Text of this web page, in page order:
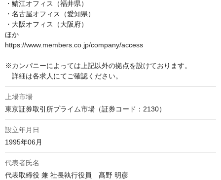
・鯖江オフィス（福井県）
・名古屋オフィス（愛知県）
・大阪オフィス（大阪府）
ほか
https://www.members.co.jp/company/access
※カンパニーによっては上記以外の拠点を設けております。
詳細は各求人にてご確認ください。
上場市場
東京証券取引所プライム市場（証券コード：2130）
設立年月日
1995年06月
代表者氏名
代表取締役 兼 社長執行役員　髙野 明彦